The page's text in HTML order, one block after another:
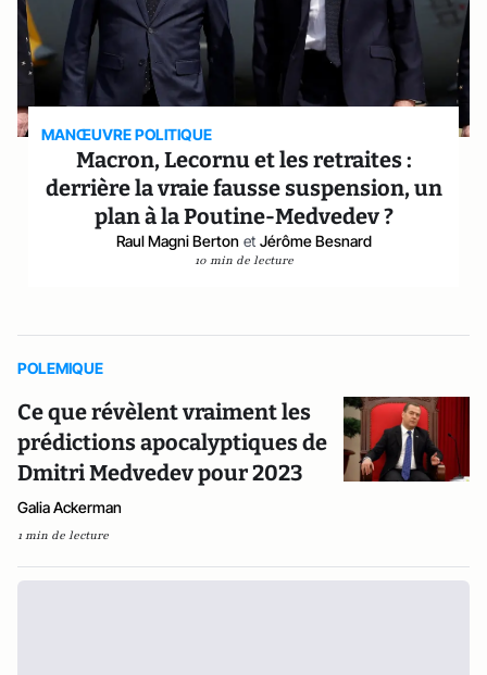
MANŒUVRE POLITIQUE
Macron, Lecornu et les retraites :
derrière la vraie fausse suspension, un
plan à la Poutine-Medvedev ?
Raul Magni Berton et Jérôme Besnard
10 min de lecture
POLEMIQUE
Ce que révèlent vraiment les
prédictions apocalyptiques de
Dmitri Medvedev pour 2023
Galia Ackerman
1 min de lecture